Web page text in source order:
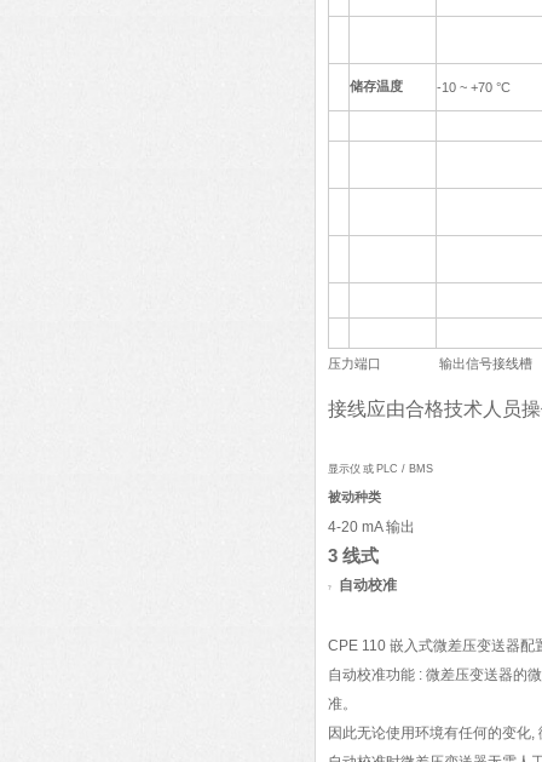
储存温度 -10 ~ +70 °C
压力端口 输出信号接线槽
接线应由合格技术人员
显示仪 或 PLC / BMS
被动种类
4-20 mA输出
3 线式
? 自动校准
CPE 110 嵌入式微差压变送器配
自动校准功能 : 微差压变送器的
准。
因此无论使用环境有任何的变化,